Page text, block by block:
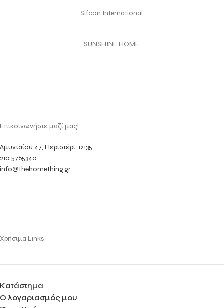
Sifcon International
SUNSHINE HOME
Επικοινωνήστε μαζί μας!
Αμυνταίου 47, Περιστέρι, 12135
210 5765340
info@thehomething.gr
Χρήσιμα Links
Κατάστημα
Ο λογαριασμός μου